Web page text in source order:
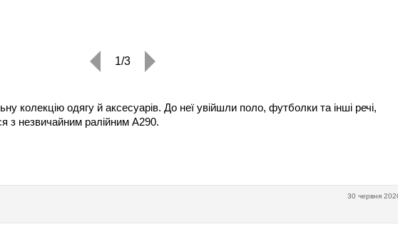
1/3
колекцію одягу й аксесуарів. До неї увійшли поло, футболки та інші речі,
з незвичайним ралійним A290.
30 червня